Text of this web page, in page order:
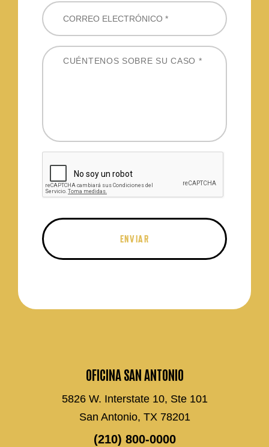
OFICINA SAN ANTONIO
5826 W. Interstate 10, Ste 101
San Antonio, TX 78201
(210) 800-0000